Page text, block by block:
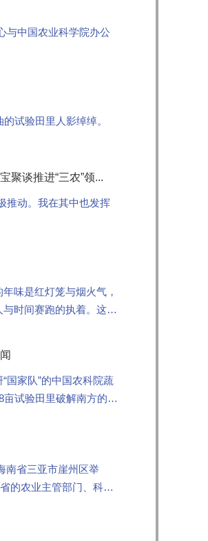
与中国农业科学院办公
试验田里人影绰绰。
聚谈推进“三农”领...
推动。我在其中也发挥
味是红灯笼与烟火气，
时间赛跑的执着。这
国家队”的中国农科院蔬
试验田里破解南方的蔬
南省三亚市崖州区举
的农业主管部门、科研